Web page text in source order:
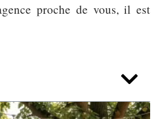
proche de vous, il est